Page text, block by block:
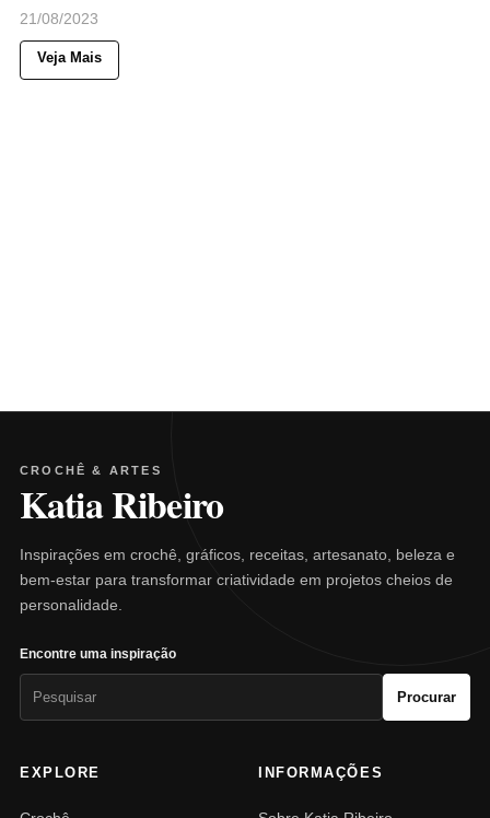
21/08/2023
Veja Mais
CROCHÊ & ARTES
Katia Ribeiro
Inspirações em crochê, gráficos, receitas, artesanato, beleza e
bem-estar para transformar criatividade em projetos cheios de
personalidade.
Encontre uma inspiração
Procurar
EXPLORE INFORMAÇÕES